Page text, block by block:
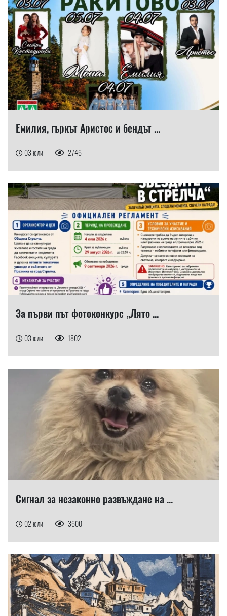
Емилия, гъркът Аристос и бендът ...
03 юли 2746
За първи път фотоконкурс „Лято ...
03 юли 1802
Сигнал за незаконно развъждане на ...
02 юли 3600